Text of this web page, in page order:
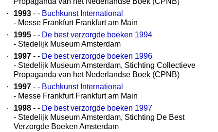
·
1993 - - Buchkunst International
- Messe Frankfurt Frankfurt am Main
·
1995 - - De best verzorgde boeken 1994
- Stedelijk Museum Amsterdam
·
1997 - - De best verzorgde boeken 1996
- Stedelijk Museum Amsterdam, Stichting Collectieve
Propaganda van het Nederlandse Boek (CPNB)
·
1997 - - Buchkunst International
- Messe Frankfurt Frankfurt am Main
·
1998 - - De best verzorgde boeken 1997
- Stedelijk Museum Amsterdam, Stichting De Best
Verzorgde Boeken Amsterdam